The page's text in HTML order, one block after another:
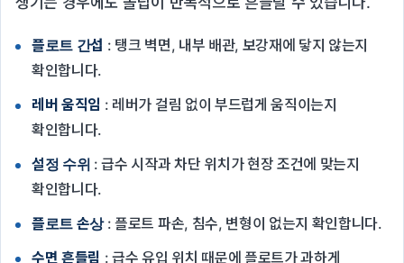
플로트 간섭 : 탱크 벽면, 내부 배관, 보강재에 닿지 않는지
확인합니다.
레버 움직임 : 레버가 걸림 없이 부드럽게 움직이는지
확인합니다.
설정 수위 : 급수 시작과 차단 위치가 현장 조건에 맞는지
확인합니다.
플로트 손상: 플로트 파손, 침수, 변형이 없는지 확인합니다.
수면 흔들림 : 급수 유입 위치 때문에 플로트가 과하게